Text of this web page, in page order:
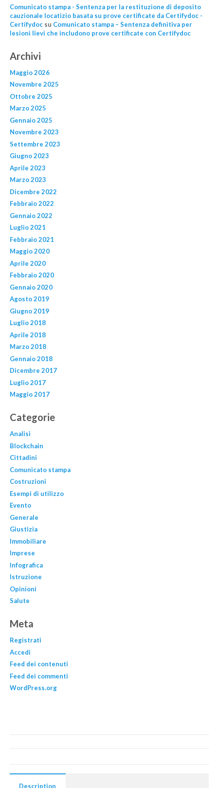
Comunicato stampa - Sentenza per la restituzione di deposito
cauzionale locatizio basata su prove certificate da Certifydoc -
Certifydocsu Comunicato stampa – Sentenza definitiva per
lesioni lievi che includono prove certificate con Certifydoc
Archivi
Maggio 2026
Novembre 2025
Ottobre 2025
Marzo 2025
Gennaio 2025
Novembre 2023
Settembre 2023
Giugno 2023
Aprile 2023
Marzo 2023
Dicembre 2022
Febbraio 2022
Gennaio 2022
Luglio 2021
Febbraio 2021
Maggio 2020
Aprile 2020
Febbraio 2020
Gennaio 2020
Agosto 2019
Giugno 2019
Luglio 2018
Aprile 2018
Marzo 2018
Gennaio 2018
Dicembre 2017
Luglio 2017
Maggio 2017
Categorie
Analisi
Blockchain
Cittadini
Comunicato stampa
Costruzioni
Esempi di utilizzo
Evento
Generale
Giustizia
Immobiliare
Imprese
Infografica
Istruzione
Opinioni
Salute
Meta
Registrati
Accedi
Feed dei contenuti
Feed dei commenti
WordPress.org
Description